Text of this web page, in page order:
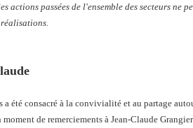
actions passées de l'ensemble des secteurs
a été consacré à la convivialité et au partage
de remerciements à Jean-Claude